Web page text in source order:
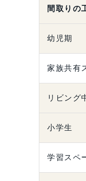
間取りの
幼児期
家族共有
リビング
小学生
学習スペ